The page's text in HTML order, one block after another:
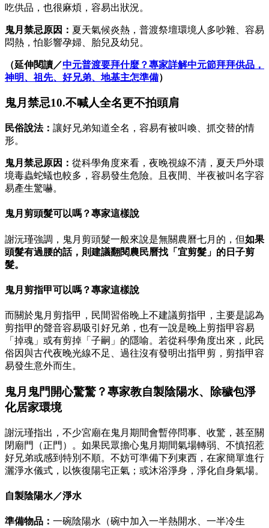
吃供品，也很麻煩，容易出狀況。
鬼月禁忌原因： 夏天氣候炎熱，普渡祭壇環境人多吵雜、容易
悶熱，怕影響孕婦、胎兒及幼兒。
（延伸閱讀／中元普渡要拜什麼？專家詳解中元節拜拜供品，
神明、祖先、好兄弟、地基主怎準備）
鬼月禁忌10.不喊人全名更不拍頭肩
民俗說法： 讓好兄弟知道全名，容易有被叫喚、抓交替的情
形。
鬼月禁忌原因： 從科學角度來看，夜晚視線不清，夏天戶外環
境毒蟲蛇蟻也較多，容易發生危險。且夜間、半夜被叫名字容
易產生驚嚇。
鬼月剪頭髮可以嗎？專家這樣說
謝沅瑾強調，鬼月剪頭髮一般來說是無關農曆七月的，但如果
頭髮有過腰的話，則建議翻閱農民曆找「宜剪髮」的日子剪
髮。
鬼月剪指甲可以嗎？專家這樣說
而關於鬼月剪指甲，民間習俗晚上不建議剪指甲，主要是認為
剪指甲的聲音容易吸引好兄弟，也有一說是晚上剪指甲容易
「掉魂」或有剪掉「子嗣」的隱喻。若從科學角度出來，此民
俗因與古代夜晚光線不足、過往沒有發明出指甲剪，剪指甲容
易發生意外而生。
鬼月鬼門開心驚驚？專家教自製陰陽水、除穢包淨
化居家環境
謝沅瑾指出，不少宮廟在鬼月期間會暫停問事、收驚，甚至關
閉廟門（正門）。如果民眾擔心鬼月期間氣場轉弱、不慎招惹
好兄弟或感到特別不順。不妨可準備下列東西，在家簡單進行
灑淨水儀式，以恢復陽宅正氣；或沐浴淨身，淨化自身氣場。
自製陰陽水／淨水
準備物品： 一碗陰陽水（碗中加入一半熱開水、一半冷生